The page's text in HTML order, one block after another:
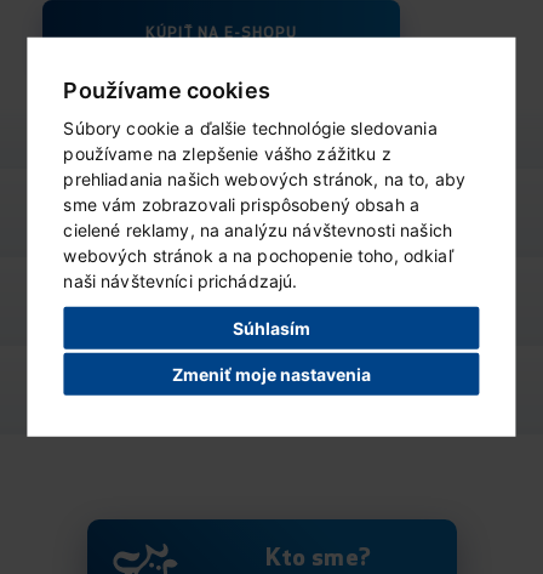
Používame cookies
Súbory cookie a ďalšie technológie sledovania
používame na zlepšenie vášho zážitku z
prehliadania našich webových stránok, na to, aby
sme vám zobrazovali prispôsobený obsah a
cielené reklamy, na analýzu návštevnosti našich
webových stránok a na pochopenie toho, odkiaľ
naši návštevníci prichádzajú.
Súhlasím
Zmeniť moje nastavenia
KÚPIŤ NA E-SHOPU
výživové údaje ZOBRAZIŤ
podobné produkty
Kto sme?